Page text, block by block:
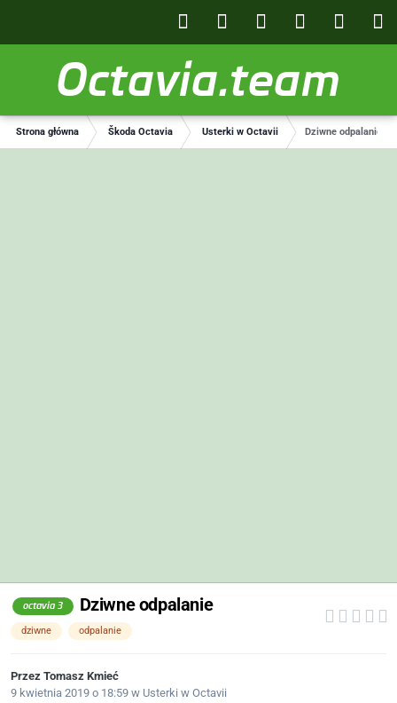
Octavia.team
Strona główna Škoda Octavia Usterki w Octavii Dziwne odpalanie
octavia 3 Dziwne odpalanie
dziwne odpalanie
Przez Tomasz Kmieć
9 kwietnia 2019 o 18:59 w Usterki w Octavii